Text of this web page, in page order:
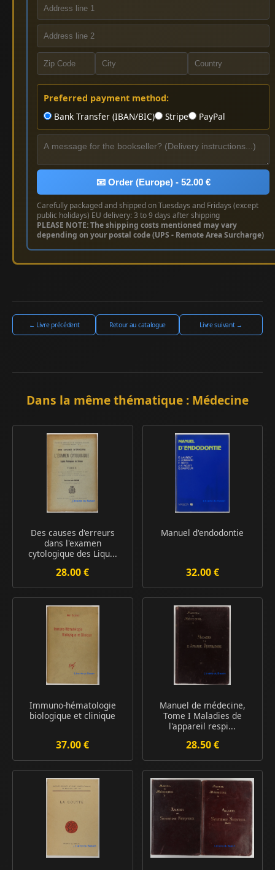
Preferred payment method:
Bank Transfer (IBAN/BIC)
Stripe PayPal
📧 Order (Europe) - 52.00 €
Carefully packaged and shipped on Tuesdays and Fridays (except
public holidays) EU delivery: 3 to 9 days after shipping
PLEASE NOTE: The shipping costs mentioned may vary
depending on your postal code (UPS - Remote Area Surcharge)
← Livre précédent Retour au catalogue Livre suivant →
Dans la même thématique : Médecine
Des causes d'erreurs
dans l'examen
cytologique des Liqu...
28.00 €
Manuel d'endodontie
32.00 €
Immuno-hématologie
biologique et clinique
37.00 €
Manuel de médecine,
Tome I Maladies de
l'appareil respi...
28.50 €